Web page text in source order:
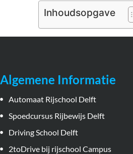
Inhoudsopgave
Algemene Informatie
Automaat Rijschool Delft
Spoedcursus Rijbewijs Delft
Driving School Delft
2toDrive bij rijschool Campus